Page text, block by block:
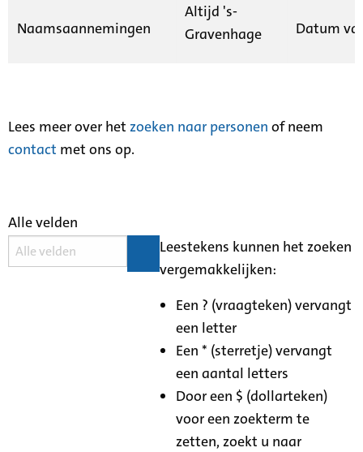
Naamsaannemingen
Altijd 's-
Gravenhage
Datum
Lees meer over het zoeken naar personen of neem
contact met ons op.
Alle velden
Leestekens kunnen het zoeken
vergemakkelijken:
Een ? (vraagteken) vervangt
een letter
Een * (sterretje) vervangt
een aantal letters
Door een $ (dollarteken)
voor een zoekterm te
zetten, zoekt u naar